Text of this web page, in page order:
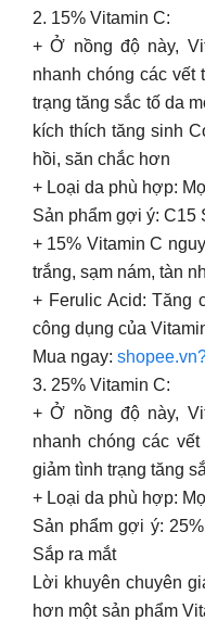
2. 15% Vitamin C:
+ Ở nồng độ này,
nhanh chóng các vết
trạng tăng sắc tố da
kích thích tăng sinh
hồi, săn chắc hơn
+ Loại da phù hợp:
Sản phẩm gợi ý: C15
+ 15% Vitamin C
trắng, sạm nám, tàn
+ Ferulic Acid: Tăng
công dụng của
Mua ngay:
3. 25% Vitamin C:
+ Ở nồng độ này,
nhanh chóng các
giảm tình trạng tăng
+ Loại da phù hợp:
Sản phẩm gợi ý:
Sắp ra mắt
Lời khuyên chuyên
hơn một sản phẩm